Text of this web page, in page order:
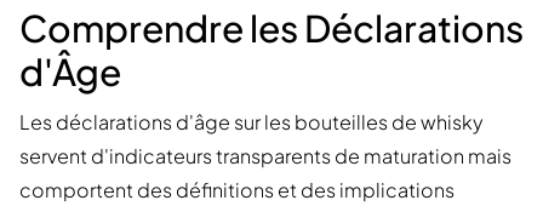
Comprendre les Déclarations
d'Âge
Les déclarations d'âge sur les bouteilles de whisky
servent d'indicateurs transparents de maturation mais
comportent des définitions et des implications